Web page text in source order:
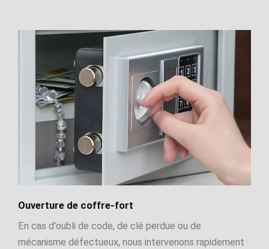
Ouverture de coffre-fort
En cas d'oubli de code, de clé perdue ou de
mécanisme défectueux, nous intervenons rapidement